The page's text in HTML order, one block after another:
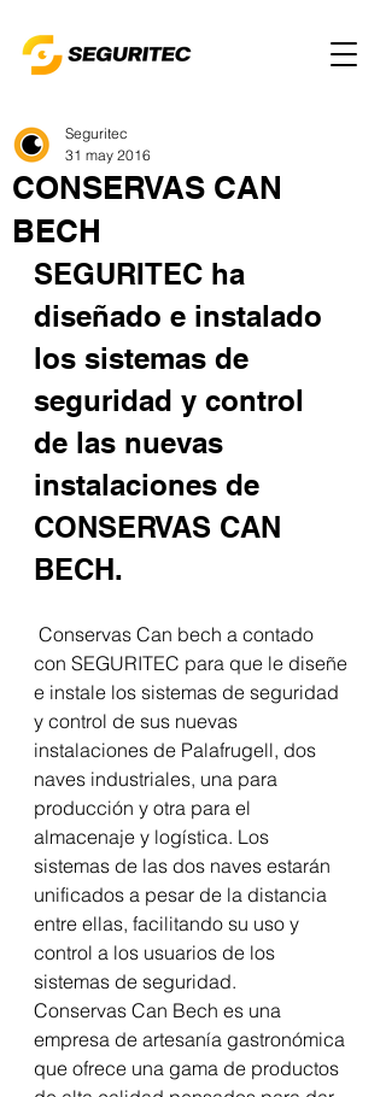
CONSERVAS CAN
BECH
Seguritec
31 may 2016
SEGURITEC ha
diseñado e instalado
los sistemas de
seguridad y control
de las nuevas
instalaciones de
CONSERVAS CAN
BECH.
con SEGURITEC para que le diseñe
e instale los sistemas de seguridad
y control de sus nuevas
instalaciones de Palafrugell, dos
naves industriales, una para
producción y otra para el
almacenaje y logística. Los
sistemas de las dos naves estarán
unificados a pesar de la distancia
entre ellas, facilitando su uso y
control a los usuarios de los
sistemas de seguridad.
Conservas Can Bech es una
empresa de artesanía gastronómica
que ofrece una gama de productos